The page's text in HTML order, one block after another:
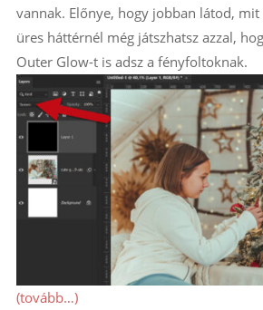
vannak. Előnye, hogy jobban látod, mit
üres háttérnél még játszhatsz azzal,
Outer Glow-t is adsz a fényfoltoknak.
(tovább…)